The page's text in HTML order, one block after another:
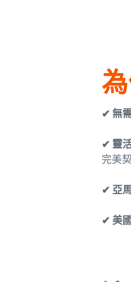
✔ 無
✔ 靈
完美
✔ 亞
✔ 美